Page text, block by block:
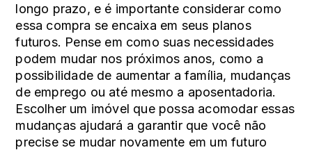
longo prazo, e é importante considerar como
essa compra se encaixa em seus planos
futuros. Pense em como suas necessidades
podem mudar nos próximos anos, como a
possibilidade de aumentar a família, mudanças
de emprego ou até mesmo a aposentadoria.
Escolher um imóvel que possa acomodar essas
mudanças ajudará a garantir que você não
precise se mudar novamente em um futuro